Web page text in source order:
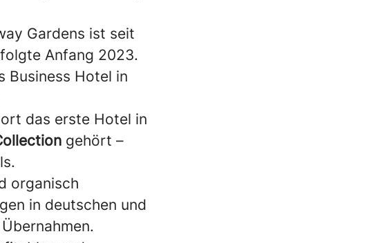
Gardens ist seit
folgte Anfang 2023.
Business Hotel in
das erste Hotel in
gehört –
organisch
in deutschen und